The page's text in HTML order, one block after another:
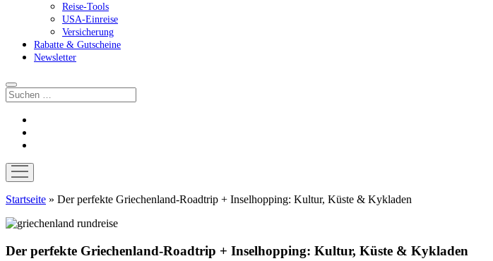
Reise-Tools
USA-Einreise
Versicherung
Rabatte & Gutscheine
Newsletter
Suchen
Menü
öffnen
Startseite » Der perfekte Griechenland-Roadtrip + Inselhopping: Kultur, Küste & Kykladen
Der perfekte Griechenland-Roadtrip + Inselhopping: Kultur, Küste & Kykladen